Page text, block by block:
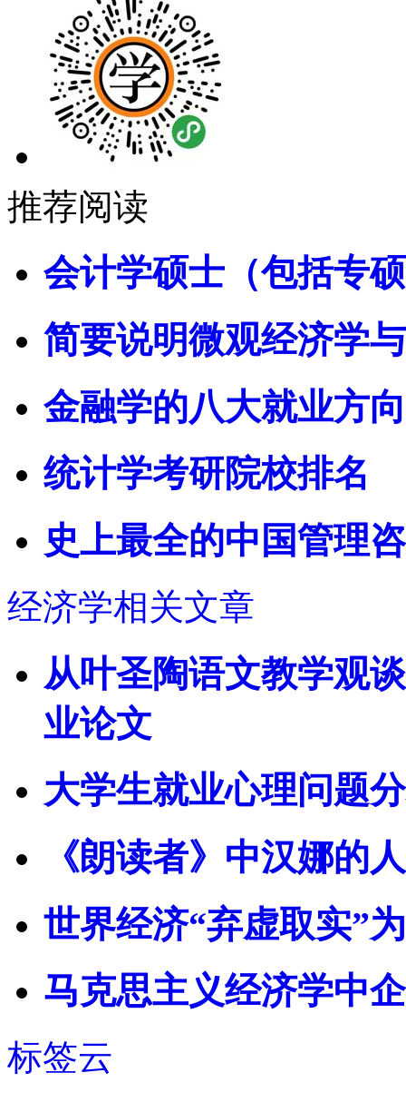
推荐阅读
会计学硕士（包括专
简要说明微观经济学
金融学的八大就业方
统计学考研院校排名
史上最全的中国管理
经济学相关文章
从叶圣陶语文教学观
业论文
大学生就业心理问题
《朗读者》中汉娜
世界经济“弃虚取实”
马克思主义经济学中
标签云